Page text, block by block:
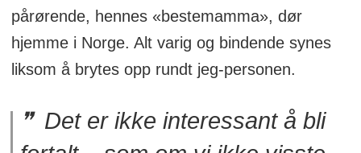
pårørende, hennes «bestemamma», dør
hjemme i Norge. Alt varig og bindende synes
liksom å brytes opp rundt jeg-personen.
Det er ikke interessant å bli